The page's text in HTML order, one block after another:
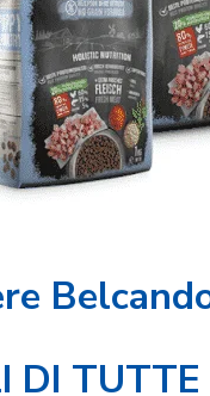
DI